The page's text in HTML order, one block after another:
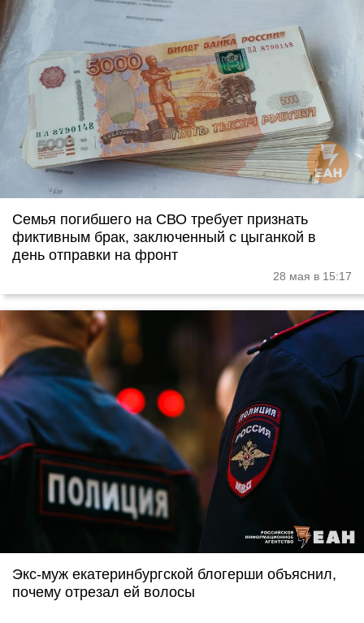
Семья погибшего на СВО требует признать
фиктивным брак, заключенный с цыганкой в
день отправки на фронт
28 мая в 15:17
Экс-муж екатеринбургской блогерши объяснил,
почему отрезал ей волосы